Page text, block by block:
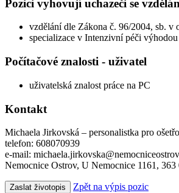
Pozici vyhovují uchazeči se
vzdělání dle Zákona č. 96/2004, sb. v
specializace v Intenzivní péči
Počítačové znalosti - uživatel
uživatelská znalost práce na PC
Kontakt
Michaela Jirkovská – personalistka pro
telefon: 608070939
e-mail:
Nemocnice Ostrov, U Nemocnice 1161, 363
Zaslat životopis
Zpět na výpis pozic